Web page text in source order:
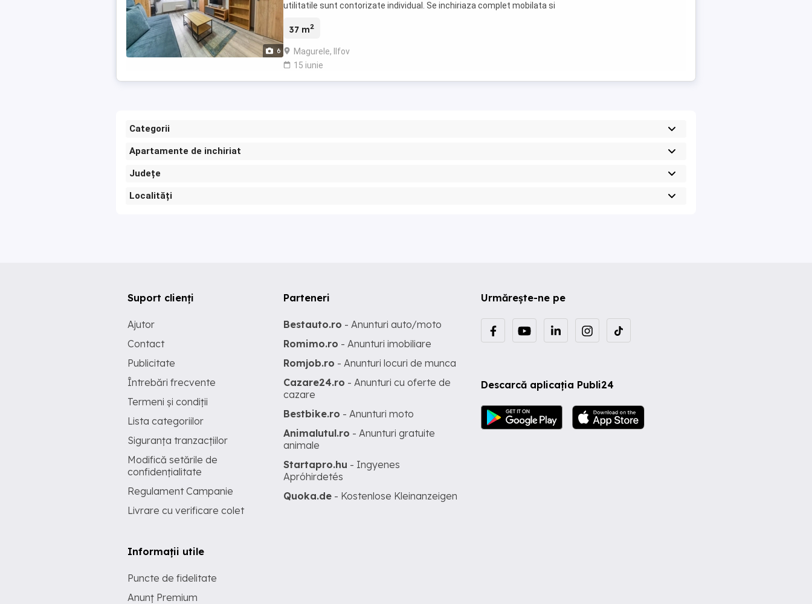
6
utilitatile sunt contorizate individual. Se inchiriaza complet mobilata si
37 m2
Magurele, Ilfov
15 iunie
Categorii
Apartamente de inchiriat
Județe
Localități
Urmărește-ne pe
Descarcă aplicația Publi24
Suport clienți
Ajutor
Contact
Publicitate
Întrebări frecvente
Termeni și condiții
Lista categoriilor
Siguranța tranzacțiilor
Modifică setările de
confidențialitate
Regulament Campanie
Livrare cu verificare colet
Informații utile
Puncte de fidelitate
Anunț Premium
Parteneri
Bestauto.ro - Anunturi auto/moto
Romimo.ro - Anunturi imobiliare
Romjob.ro - Anunturi locuri de munca
Cazare24.ro - Anunturi cu oferte de
cazare
Bestbike.ro - Anunturi moto
Animalutul.ro - Anunturi gratuite
animale
Startapro.hu - Ingyenes
Apróhirdetés
Quoka.de - Kostenlose Kleinanzeigen